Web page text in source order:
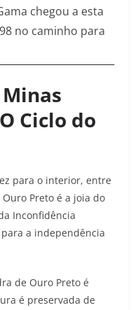
chegou a esta
no caminho para
Ciclo do
para o interior, entre
Preto é a joia do
Inconfidência
a independência
de Ouro Preto é
é preservada de